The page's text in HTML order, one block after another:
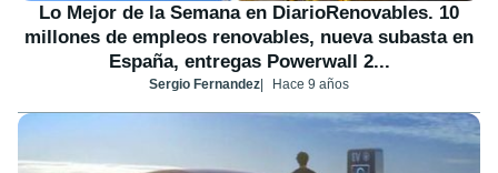
Lo Mejor de la Semana en DiarioRenovables. 10
millones de empleos renovables, nueva subasta en
España, entregas Powerwall 2...
Sergio Fernandez Hace 9 años